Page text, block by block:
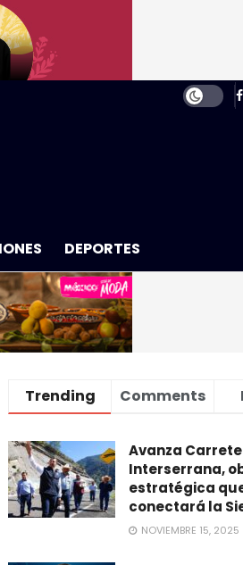
DEPORTES
Trending Comments
Avanza
Interserrana,
estratégica
conectará la
NOVIEMBRE 15, 2025